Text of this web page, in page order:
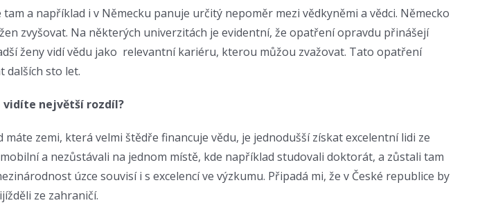
a například i v Německu panuje určitý nepoměr mezi vědkyněmi a vědci. Německo
zvyšovat. Na některých univerzitách je evidentní, že opatření opravdu přinášejí
ženy vidí vědu jako relevantní kariéru, kterou můžou zvažovat. Tato opatření
dalších sto let.
vidíte největší rozdíl?
zemi, která velmi štědře financuje vědu, je jednodušší získat excelentní lidi ze
a nezůstávali na jednom místě, kde například studovali doktorát, a zůstali tam
úzce souvisí i s excelencí ve výzkumu. Připadá mi, že v České republice by
ze zahraničí.